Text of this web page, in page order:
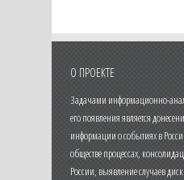
О ПРОЕКТЕ
Задачами информационно-
его появления является
информации о событиях в
обществе процессах,
России, выявление случаев